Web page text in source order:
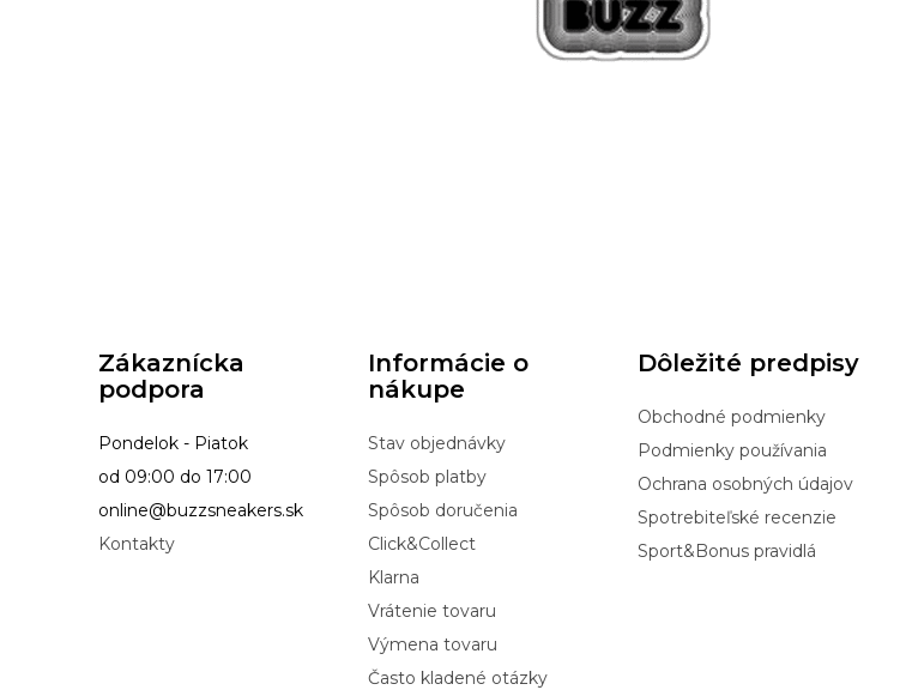
Zákaznícka
podpora
Pondelok - Piatok
od 09:00 do 17:00
online@buzzsneakers.sk
Kontakty
Informácie o
nákupe
Stav objednávky
Spôsob platby
Spôsob doručenia
Click&Collect
Klarna
Vrátenie tovaru
Výmena tovaru
Často kladené otázky
Dôležité predpisy
Obchodné podmienky
Podmienky používania
Ochrana osobných údajov
Spotrebiteľské recenzie
Sport&Bonus pravidlá